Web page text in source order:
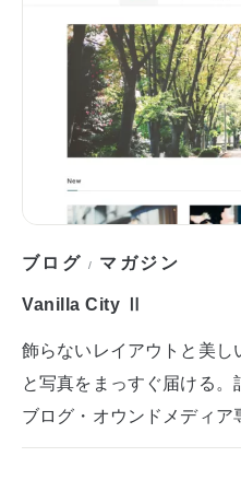
ブログ / マガジン
Vanilla City Ⅱ
飾らないレイアウトと美
と写真をまっすぐ届ける
ブログ・オウンドメディア